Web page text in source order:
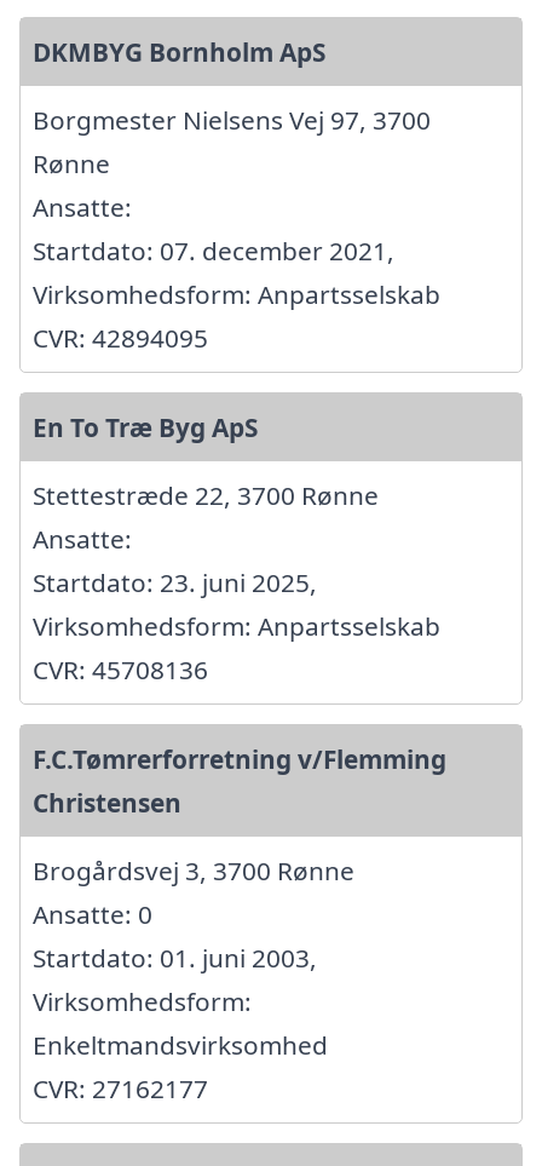
DKMBYG Bornholm ApS
Borgmester Nielsens Vej 97, 3700
Rønne
Ansatte:
Startdato: 07. december 2021,
Virksomhedsform: Anpartsselskab
CVR: 42894095
En To Træ Byg ApS
Stettestræde 22, 3700 Rønne
Ansatte:
Startdato: 23. juni 2025,
Virksomhedsform: Anpartsselskab
CVR: 45708136
F.C.Tømrerforretning v/Flemming
Christensen
Brogårdsvej 3, 3700 Rønne
Ansatte: 0
Startdato: 01. juni 2003,
Virksomhedsform:
Enkeltmandsvirksomhed
CVR: 27162177